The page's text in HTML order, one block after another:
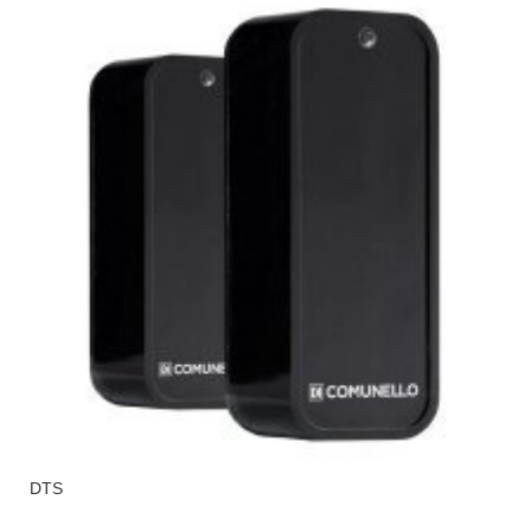
DTS